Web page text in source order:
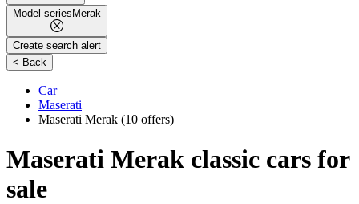
Model series Merak
Create search alert
< Back |
Car
Maserati
Maserati Merak (10 offers)
Maserati Merak classic cars for
sale